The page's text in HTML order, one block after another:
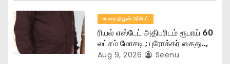
a
t
i
உடனடி நியூஸ் அப்டேட்
ரியல் எஸ்டேட் அதிபரிடம் ரூபாய் 60
லட்சம் மோசடி ; புரோக்கர் கைது..,
Aug 9, 2026 Seenu